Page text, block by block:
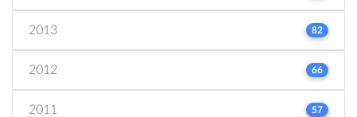
2013 82
2012 66
2011 57